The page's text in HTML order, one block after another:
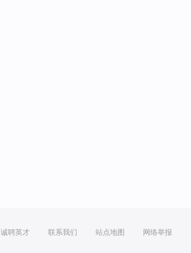
诚聘英才 联系我们 站点地图 网络举报